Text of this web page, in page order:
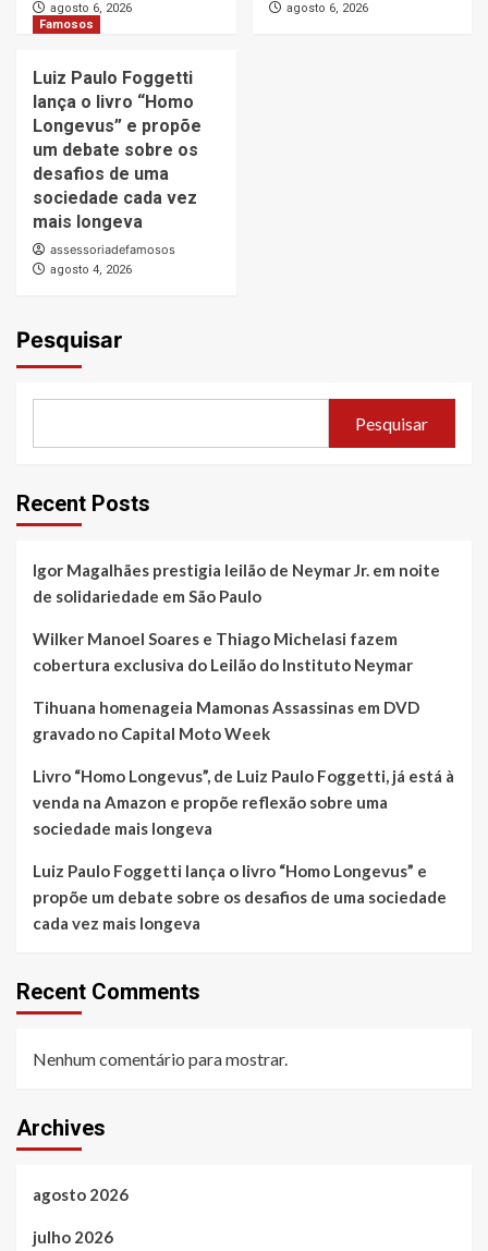
agosto 6, 2026
agosto 6, 2026
Famosos
Luiz Paulo Foggetti
lança o livro “Homo
Longevus” e propõe
um debate sobre os
desafios de uma
sociedade cada vez
mais longeva
assessoriadefamosos
agosto 4, 2026
Pesquisar
Pesquisar
Recent Posts
Igor Magalhães prestigia leilão de Neymar Jr. em noite
de solidariedade em São Paulo
Wilker Manoel Soares e Thiago Michelasi fazem
cobertura exclusiva do Leilão do Instituto Neymar
Tihuana homenageia Mamonas Assassinas em DVD
gravado no Capital Moto Week
Livro “Homo Longevus”, de Luiz Paulo Foggetti, já está à
venda na Amazon e propõe reflexão sobre uma
sociedade mais longeva
Luiz Paulo Foggetti lança o livro “Homo Longevus” e
propõe um debate sobre os desafios de uma sociedade
cada vez mais longeva
Recent Comments
Nenhum comentário para mostrar.
Archives
agosto 2026
julho 2026